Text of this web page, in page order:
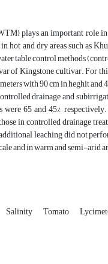
plays an important role
hot and dry areas such as
table control methods
of Kingstone cultivar. For
with 90 cm in heghit
drainage and
65 and 45%,
in controlled drainage
leaching did not
and in warm and semi-arid
Salinity Tomato